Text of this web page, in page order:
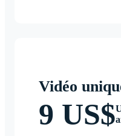
Vidéo
9 US$